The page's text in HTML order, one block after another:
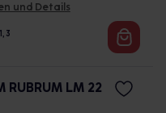
und Details
1, 3
RUBRUM LM 22